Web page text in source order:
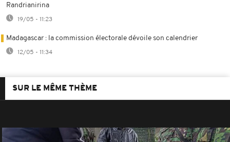
Randrianirina
19/05 - 11:23
Madagascar : la commission électorale dévoile son calendrier
12/05 - 11:34
SUR LE MÊME THÈME